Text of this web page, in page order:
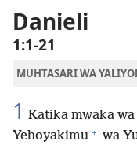
Biblia
Danieli
1:1-21
MUHTASARI WA
1 Katika mwaka
Yehoyakimu + wa